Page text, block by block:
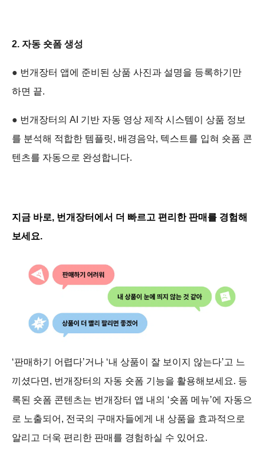
2. 자동 숏폼 생성
● 번개장터 앱에 준비된 상품 사진과 설명을 등록하기만
하면 끝.
● 번개장터의 AI 기반 자동 영상 제작 시스템이 상품 정보
를 분석해 적합한 템플릿, 배경음악, 텍스트를 입혀 숏폼 콘
텐츠를 자동으로 완성합니다.
지금 바로, 번개장터에서 더 빠르고 편리한 판매를 경험해
보세요.
‘판매하기 어렵다’거나 ‘내 상품이 잘 보이지 않는다’고 느
끼셨다면, 번개장터의 자동 숏폼 기능을 활용해보세요. 등
록된 숏폼 콘텐츠는 번개장터 앱 내의 ‘숏폼 메뉴’에 자동으
로 노출되어, 전국의 구매자들에게 내 상품을 효과적으로
알리고 더욱 편리한 판매를 경험하실 수 있어요.